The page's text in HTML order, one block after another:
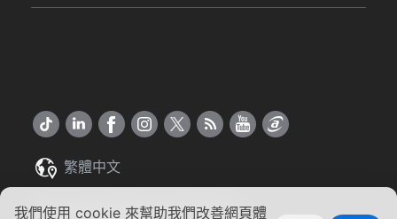
我們使用 cookie 來幫助我們改善網頁體
繁體中文
Copyright ©2026 ASUSTOR Inc.